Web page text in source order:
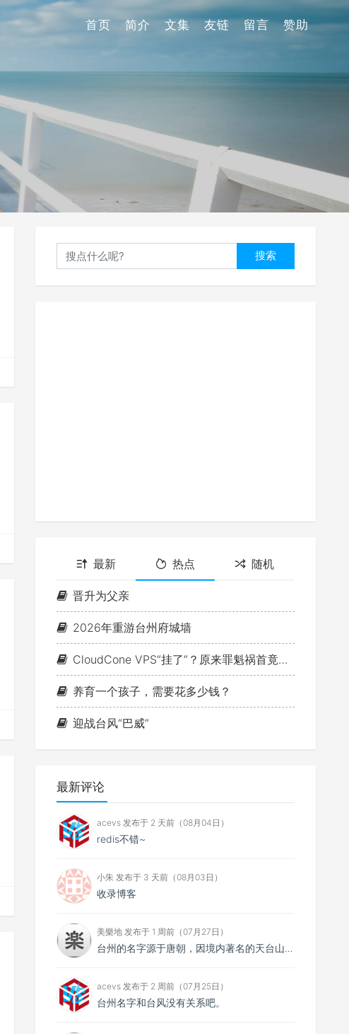
首页 简介 文集 友链 留言 赞助
搜索
最新 热点 随机
晋升为父亲
2026年重游台州府城墙
CloudCone VPS“挂了”？原来罪魁祸首竟是MTU
养育一个孩子，需要花多少钱？
迎战台风“巴威”
最新评论
acevs 发布于 2 天前（08月04日）
redis不错~
小朱 发布于 3 天前（08月03日）
收录博客
美樂地 发布于 1 周前（07月27日）
台州的名字源于唐朝，因境内著名的天台山而得名。
acevs 发布于 2 周前（07月25日）
台州名字和台风没有关系吧。